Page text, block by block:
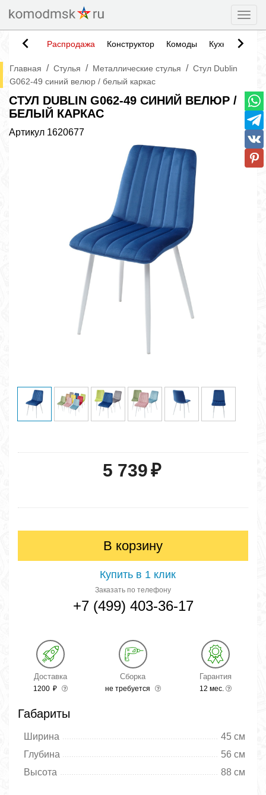
Распродажа Конструктор Комоды Кухни
Главная / Стулья / Металлические стулья / Стул Dublin
G062-49 синий велюр / белый каркас
СТУЛ DUBLIN G062-49 СИНИЙ ВЕЛЮР /
БЕЛЫЙ КАРКАС
Артикул 1620677
5 739₽
В корзину
Купить в 1 клик
Заказать по телефону
+7 (499) 403-36-17
Доставка
1200 ₽
Сборка
не требуется
Гарантия
12 мес.
Габариты
Ширина
45 см
Глубина
56 см
Высота
88 см